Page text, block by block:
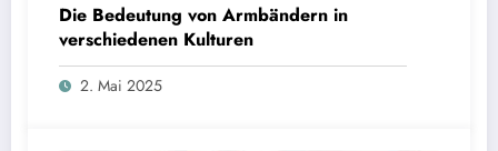
Die Bedeutung von Armbändern in
verschiedenen Kulturen
2. Mai 2025